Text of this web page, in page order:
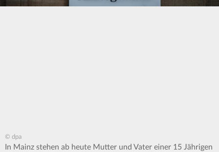
© dpa
In Mainz stehen ab heute Mutter und Vater einer 15 Jährigen